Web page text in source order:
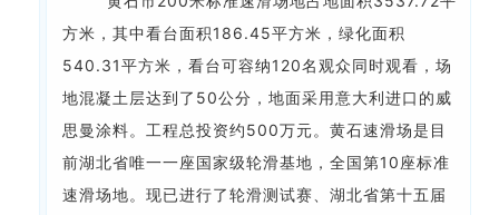
方米，其中看台面积186.45平方米，绿化面积
540.31平方米，看台可容纳120名观众同时观看，场
地混凝土层达到了50公分，地面采用意大利进口的威
思曼涂料。工程总投资约500万元。 黄石速滑场是目
前湖北省唯一一座国家级轮滑基地，全国第10座标准
速滑场地。现已进行了轮滑测试赛、湖北省第十五届